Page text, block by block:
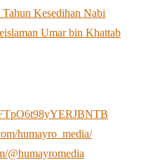
Kesedihan Nabi
Umar bin Khattab
humayro_media/
@humayromedia